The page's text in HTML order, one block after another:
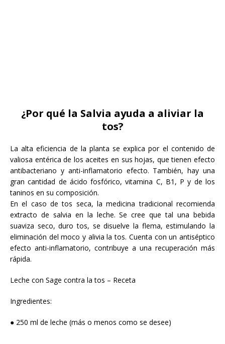
¿Por qué la Salvia ayuda a aliviar la
tos?
La alta eficiencia de la planta se explica por el contenido de
valiosa entérica de los aceites en sus hojas, que tienen efecto
antibacteriano y anti-inflamatorio efecto. También, hay una
gran cantidad de ácido fosfórico, vitamina C, B1, P y de los
taninos en su composición.
En el caso de tos seca, la medicina tradicional recomienda
extracto de salvia en la leche. Se cree que tal una bebida
suaviza seco, duro tos, se disuelve la flema, estimulando la
eliminación del moco y alivia la tos. Cuenta con un antiséptico
efecto anti-inflamatorio, contribuye a una recuperación más
rápida.
Leche con Sage contra la tos – Receta
Ingredientes:
● 250 ml de leche (más o menos como se desee)